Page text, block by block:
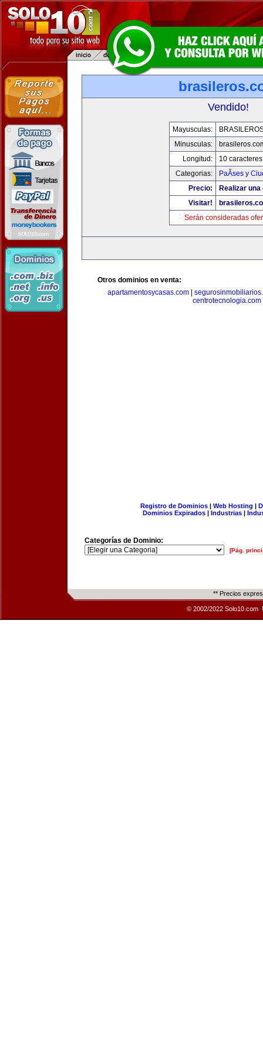
Vendido!
Mayusculas:
Minusculas:
Longitud:
10 caracteres
Categorias:
PaÃ­ses y
Precio:
Realizar
Visitar!
Serán consideradas
Otros dominios en venta:
apartamentosycasas.com|
centrotecnologia.com
Registro de Dominios| Web Hosting |
Dominios Expirados | Industrias |
Categorías de Dominio:
[Pág.
** Precios
© 2002/2022 Solo10.com